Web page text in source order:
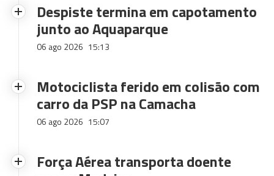
Despiste termina em capotamento
junto ao Aquaparque
06 ago 2026 15:13
Motociclista ferido em colisão com
carro da PSP na Camacha
06 ago 2026 15:07
Força Aérea transporta doente